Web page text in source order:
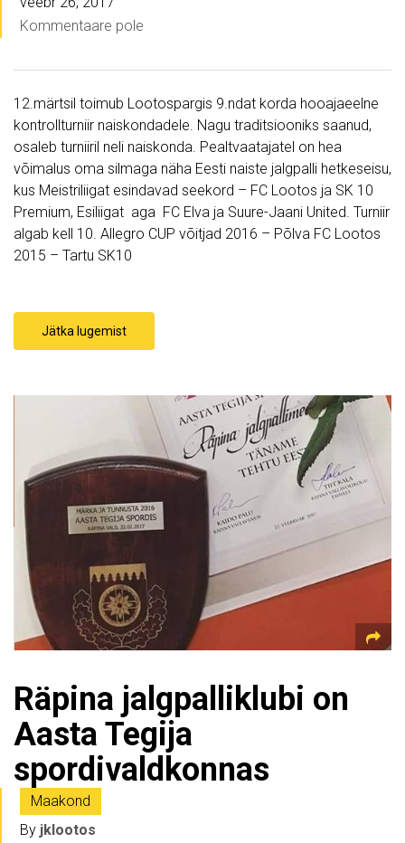
Kommentaare pole
12.märtsil toimub Lootospargis 9.ndat korda hooajaeelne
kontrollturniir naiskondadele. Nagu traditsiooniks saanud,
osaleb turniiril neli naiskonda. Pealtvaatajatel on hea
võimalus oma silmaga näha Eesti naiste jalgpalli hetkeseisu,
kus Meistriliigat esindavad seekord – FC Lootos ja SK 10
Premium, Esiliigat aga FC Elva ja Suure-Jaani United. Turniir
algab kell 10. Allegro CUP võitjad 2016 – Põlva FC Lootos
2015 – Tartu SK10
Jätka lugemist
Räpina jalgpalliklubi on
Aasta Tegija
spordivaldkonnas
Maakond
By jklootos